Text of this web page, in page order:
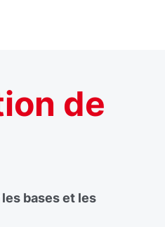
de
bases et les